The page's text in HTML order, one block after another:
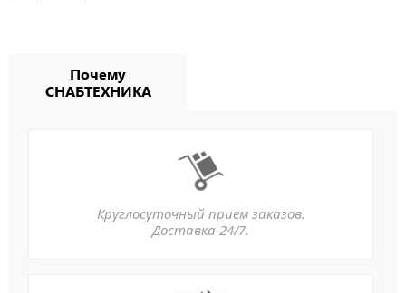
Почему
СНАБТЕХНИКА
Круглосуточный прием заказов.
Доставка 24/7.